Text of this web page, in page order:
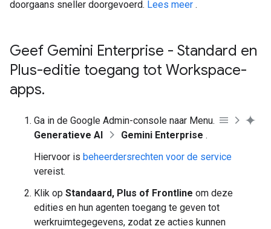
doorgaans sneller doorgevoerd. Lees meer .
Geef Gemini Enterprise - Standard en
Plus-editie toegang tot Workspace-
apps.
Ga in de Google Admin-console naar Menu.
Generatieve AI
Gemini Enterprise .
Hiervoor is beheerdersrechten voor de service
vereist.
Klik op Standaard, Plus of Frontline om deze
edities en hun agenten toegang te geven tot
werkruimtegegevens, zodat ze acties kunnen